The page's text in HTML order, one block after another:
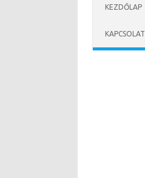
KEZDŐLAP
KAPCSOLAT